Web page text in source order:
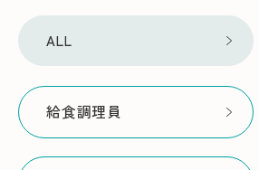
ALL
給食調理員